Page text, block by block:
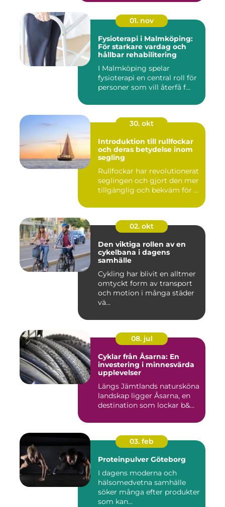
01. nov
Fysioterapi i Malmköping:
För starkare vardag och
hållbar rehabilitering
I Malmköping spelar
fysioterapi en central roll för
personer som vill återfå f...
30. okt
Introduktion till rullfockar
och deras betydelse inom
segling
Rullfockar har revolutionerat
seglingen och gjort den mer
tillgänglig och bekväm för ...
02. okt
Den viktiga rollen av en
cykelbana i dagens
samhälle
Cykling har blivit en alltmer
omtyckt form av transport
och motion i många städer
vä...
08. jul
Cyklar från Åsarna: En
investering i minnesvärda
upplevelser
Längs Jämtlands natursköna
landskap ligger Åsarna, en
destination som lockar b&...
03. feb
Proteinpulver Göteborg
I dagens moderna och
hälsomedvetna samhälle
söker många efter produkter
som kan...